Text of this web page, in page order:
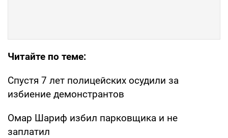
Читайте по теме:
Спустя 7 лет полицейских осудили за
избиение демонстрантов
Омар Шариф избил парковщика и не
заплатил